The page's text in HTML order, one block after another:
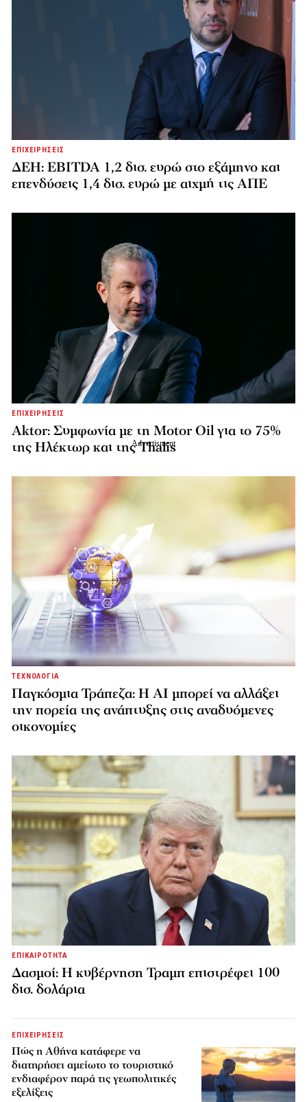
ΕΠΙΧΕΙΡΗΣΕΙΣ
ΔΕΗ: EBITDA 1,2 δισ. ευρώ στο εξάμηνο και
επενδύσεις 1,4 δισ. ευρώ με αιχμή τις ΑΠΕ
ΕΠΙΧΕΙΡΗΣΕΙΣ
Aktor: Συμφωνία με τη Motor Oil για το 75%
της Ηλέκτωρ και της Thalis
ΤΕΧΝΟΛΟΓΙΑ
Παγκόσμια Τράπεζα: Η AI μπορεί να αλλάξει
την πορεία της ανάπτυξης στις αναδυόμενες
οικονομίες
ΕΠΙΚΑΙΡΟΤΗΤΑ
Δασμοί: Η κυβέρνηση Τραμπ επιστρέφει 100
δισ. δολάρια
ΕΠΙΧΕΙΡΗΣΕΙΣ
Πώς η Αθήνα κατάφερε να
διατηρήσει αμείωτο το τουριστικό
ενδιαφέρον παρά τις γεωπολιτικές
εξελίξεις